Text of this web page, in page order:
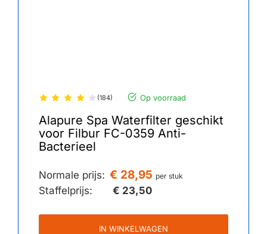
(184) Op voorraad
Alapure Spa Waterfilter geschikt
voor Filbur FC-0359 Anti-
Bacterieel
Normale prijs: € 28,95 per stuk
Staffelprijs: € 23,50
IN WINKELWAGEN